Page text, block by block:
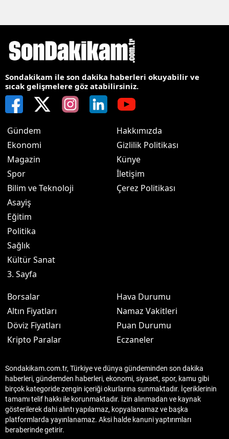
Sondakikam ile son dakika haberleri okuyabilir ve
sıcak gelişmelere göz atabilirsiniz.
Gündem
Ekonomi
Magazin
Spor
Bilim ve Teknoloji
Asayiş
Eğitim
Politika
Sağlık
Kültür Sanat
3. Sayfa
Hakkımızda
Gizlilik Politikası
Künye
İletişim
Çerez Politikası
Borsalar
Altın Fiyatları
Döviz Fiyatları
Kripto Paralar
Hava Durumu
Namaz Vakitleri
Puan Durumu
Eczaneler
Sondakikam.com.tr, Türkiye ve dünya gündeminden son dakika
haberleri, gündemden haberleri, ekonomi, siyaset, spor, kamu gibi
birçok kategoride zengin içeriği okurlarına sunmaktadır. İçeriklerinin
tamamı telif hakkı ile korunmaktadır. İzin alınmadan ve kaynak
gösterilerek dahi alıntı yapılamaz, kopyalanamaz ve başka
platformlarda yayınlanamaz. Aksi halde kanuni yaptırımları
beraberinde getirir.